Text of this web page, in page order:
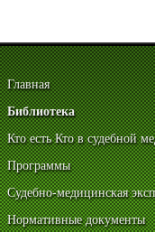
Главная
Библиотека
Кто есть Кто в судебной
Программы
Судебно-медицинская
Нормативные документы